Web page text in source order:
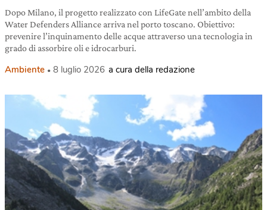
Dopo Milano, il progetto realizzato con LifeGate nell’ambito della
Water Defenders Alliance arriva nel porto toscano. Obiettivo:
prevenire l’inquinamento delle acque attraverso una tecnologia in
grado di assorbire oli e idrocarburi.
Ambiente 8 luglio 2026 a cura della redazione